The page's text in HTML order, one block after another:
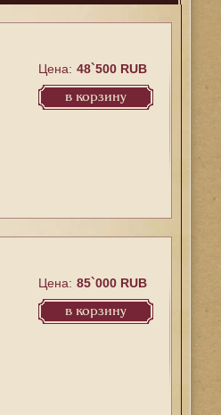
Цена: 48`500 RUB
в корзину
Цена: 85`000 RUB
в корзину